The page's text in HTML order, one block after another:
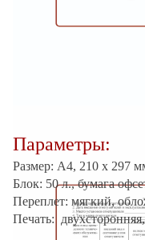
Параметры:
Размер: А4, 210 х 297
Блок: 50 л., бумага
Переплет: мягкий,
Печать: